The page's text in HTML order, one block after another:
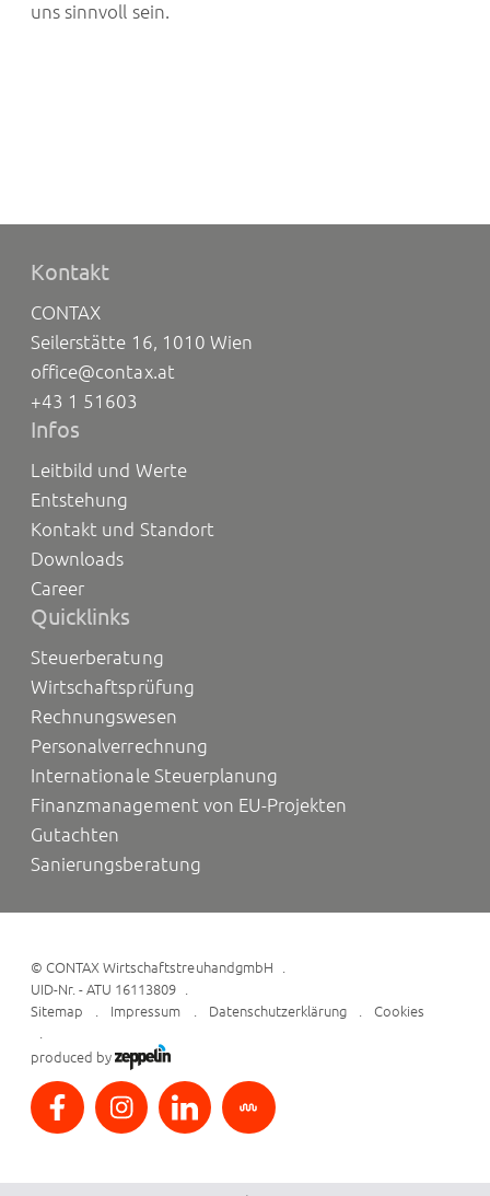
uns sinnvoll sein.
Kontakt
CONTAX
Seilerstätte 16, 1010 Wien
office@contax.at
+43 1 51603
Infos
Leitbild und Werte
Entstehung
Kontakt und Standort
Downloads
Career
Quicklinks
Steuerberatung
Wirtschaftsprüfung
Rechnungswesen
Personalverrechnung
Internationale Steuerplanung
Finanzmanagement von EU-Projekten
Gutachten
Sanierungsberatung
©CONTAX WirtschaftstreuhandgmbH
UID-Nr. - ATU 16113809
Sitemap
Impressum Datenschutzerklärung Cookies
produced by